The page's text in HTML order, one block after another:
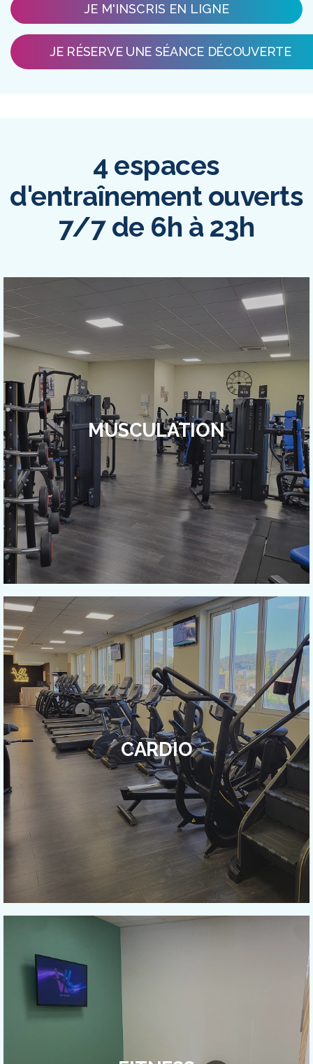
JE M'INSCRIS EN LIGNE
JE RÉSERVE UNE SÉANCE DÉCOUVERTE
4 espaces
d'entraînement ouverts
7/7 de 6h à 23h
MUSCULATION
CARDIO